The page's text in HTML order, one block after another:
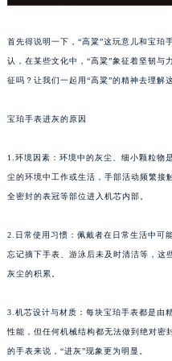
首先得说明一下，“高粱”这玩意儿和宝珀
认，在某些文化中，“高粱”象征着坚韧与
征吗？让我们一起用“高粱”的精神去理解
宝珀手表进灰的原因
1.环境因素：环境中的灰尘、细小颗粒物
尘的环境中工作或生活，手部活动频繁接
全密封的表冠等部位进入机芯内部。
2.日常使用习惯：佩戴者在日常生活中可
忘记摘下手表、游泳后未及时清洁等，这
灰尘的积累。
3.机芯设计与材质：每块宝珀手表都是由
性能，但任何机械结构都无法做到绝对密
的手表来说，“进灰”现象更为明显。